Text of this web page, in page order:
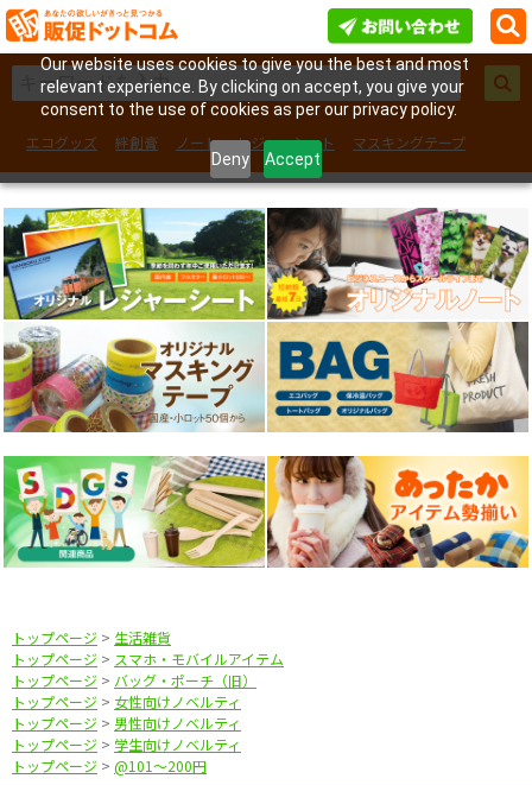
Our website uses cookies to give you the best and most
relevant experience. By clicking on accept, you give your
consent to the use of cookies as per our privacy policy.
Deny Accept
エコグッズ 絆創膏 ノート レジャーシート
マスキングテープ
フェイスシール
トップページ > 生活雑貨
トップページ > スマホ・モバイルアイテム
トップページ > バッグ・ポーチ（旧）
トップページ > 女性向けノベルティ
トップページ > 男性向けノベルティ
トップページ > 学生向けノベルティ
トップページ > @101〜200円